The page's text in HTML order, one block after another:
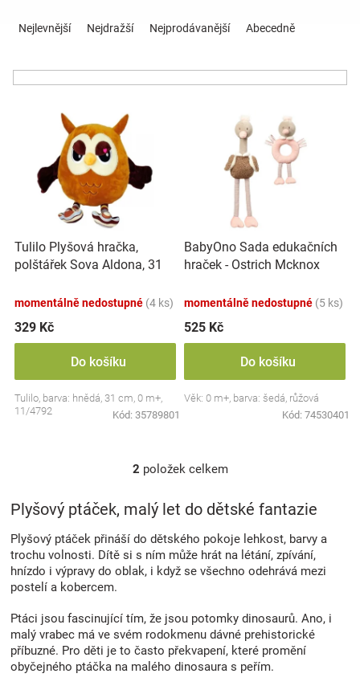
Těhotenské
oblečení
Novinky
Značky
ů
Nejlevnější Nejdražší Nejprodávanější Abecedně
o
d
u
t
ů
Tulilo Plyšová hračka,
polštářek Sova Aldona, 31
momentálně nedostupné (4 ks)
329 Kč
Do košíku
Tulilo, barva: hnědá, 31 cm, 0 m+,
11/4792
Kód: 35789801
BabyOno Sada edukačních
hraček - Ostrich Mcknox
momentálně nedostupné (5 ks)
525 Kč
Do košíku
Věk: 0 m+, barva: šedá, růžová
Kód: 74530401
O
l
d
a
c
r
v
k
y
v
2 položek celkem
Plyšový ptáček, malý let do dětské fantazie
Plyšový ptáček přináší do dětského pokoje lehkost, barvy a
trochu volnosti. Dítě si s ním může hrát na létání, zpívání,
hnízdo i výpravy do oblak, i když se všechno odehrává mezi
postelí a kobercem.
Ptáci jsou fascinující tím, že jsou potomky dinosaurů. Ano, i
malý vrabec má ve svém rodokmenu dávné prehistorické
příbuzné. Pro děti je to často překvapení, které promění
obyčejného ptáčka na malého dinosaura s peřím.